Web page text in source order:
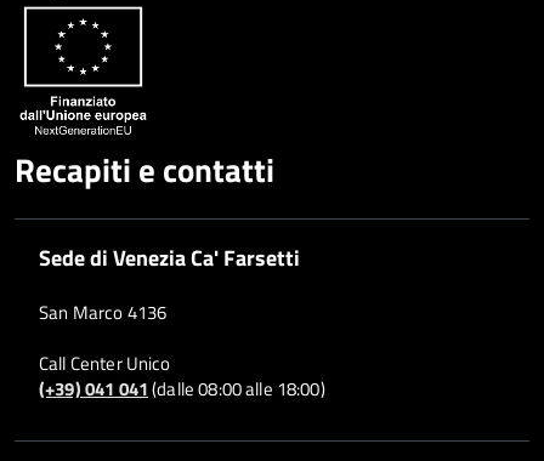
Recapiti e contatti
Sede di Venezia Ca' Farsetti
San Marco 4136
Call Center Unico
(+39) 041 041(dalle 08:00 alle 18:00)